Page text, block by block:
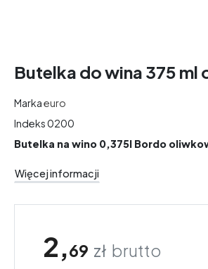
Butelka do wina 375 ml
Markaeuro
Indeks0200
Butelka na wino 0,375l Bordo
Więcej informacji
2,69 zł brutto